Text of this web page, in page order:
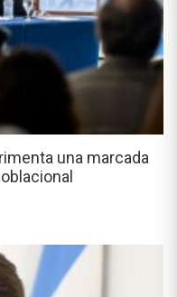
una marcada